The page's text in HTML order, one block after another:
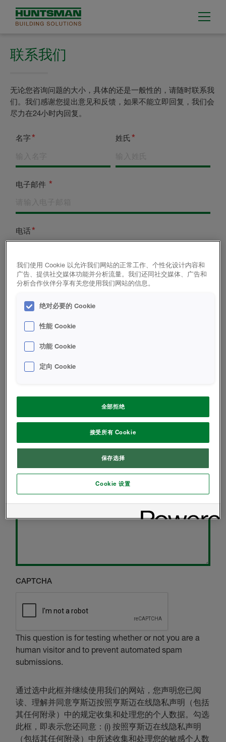
联系我们
无论您咨询问题的大小，具体的还是一般性的，请随时联系我
们。我们感谢您提出意见和反馈，如果不能立即回复，我们会
尽力在24小时内回复。
名字 姓氏
电子邮件
电话
城市 邮政编码
国家
您的身份是？
建筑师
业主
CAPTCHA
This question is for testing whether or not you are a
human visitor and to prevent automated spam
submissions.
通过选中此框并继续使用我们的网站，您声明您已阅
读、理解并同意亨斯迈按照亨斯迈在线隐私声明（包括
其任何附录）中的规定收集和处理您的个人数据。勾选
此框，即表示您还同意：(i) 按照亨斯迈在线隐私声明
（包括其任何附录）中所述收集和处理您的敏感个人数
我们使用 Cookie 以允许我们网站的正常工作、个性化设计内容和
广告、提供社交媒体功能并分析流量。我们还同社交媒体、广告和
分析合作伙伴分享有关您使用我们网站的信息。
绝对必要的 Cookie
性能 Cookie
功能 Cookie
定向 Cookie
全部拒绝
接受所有 Cookie
保存选择
Cookie 设置